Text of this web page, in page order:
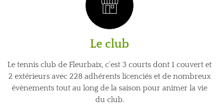
Le club
Le tennis club de Fleurbaix, c’est 3 courts dont 1 couvert et
2 extérieurs avec 228 adhérents licenciés et de nombreux
évènements tout au long de la saison pour animer la vie
du club.